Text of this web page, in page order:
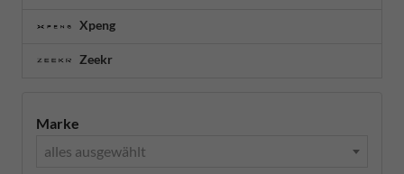
Xpeng
Zeekr
Marke
alles ausgewählt